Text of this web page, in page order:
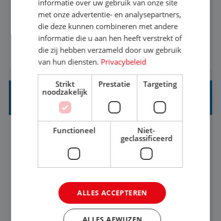
het nu voor jezelf is, of voor een ander: jij vindt
het super om een mooie reis van A tot Z te
regelen. Door jouw kennis en ervaring leren onze
vakantiegangers de meest prachtige plekjes op
aarde kennen! 🏝️Wat ga je doen?Klantgericht
werken: of het nu gaat om vragen ...
BEKIJK VACATURE
STAGIAIR BUSINESS INTELLIGENCE
's-Hertogenbosch
37-40+ uur
informatiebehoefte van verschillende interne
afdelingen specificeren. Aan de hand van deze
informatie over uw gebruik van onze site
met onze advertentie- en analysepartners,
die deze kunnen combineren met andere
informatie die u aan hen heeft verstrekt of
die zij hebben verzameld door uw gebruik
van hun diensten. Privacybeleid
Strikt
noodzakelijk
Prestatie Targeting
Functioneel
Niet-
geclassificeerd
ALLES ACCEPTEREN